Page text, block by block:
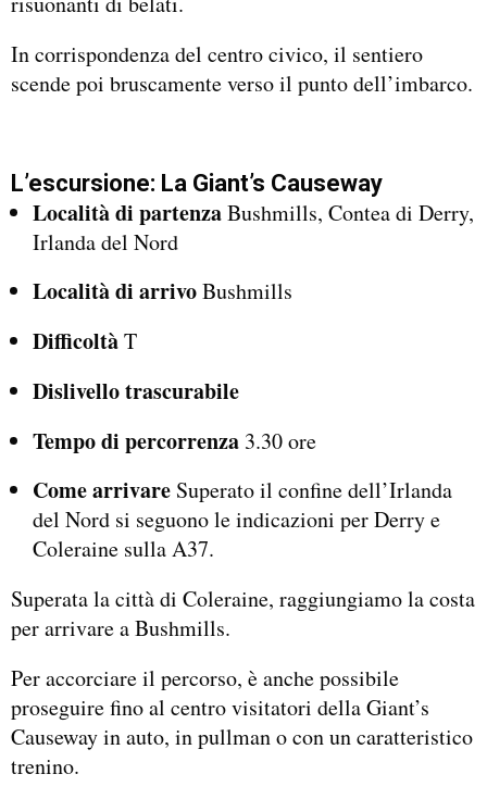
In corrispondenza del centro civico, il sentiero
scende poi bruscamente verso il punto dell’imbarco.
L’escursione: La Giant’s Causeway
Località di partenzaBushmills, Contea di Derry,
Irlanda del Nord
Località di arrivoBushmills
DifficoltàT
Dislivello trascurabile
Tempo di percorrenza 3.30 ore
Come arrivare Superato il confine dell’Irlanda
del Nord si seguono le indicazioni per Derry e
Coleraine sulla A37.
Superata la città di Coleraine, raggiungiamo la costa
per arrivare a Bushmills.
Per accorciare il percorso, è anche possibile
proseguire fino al centro visitatori della Giant’s
Causeway in auto, in pullman o con un caratteristico
trenino.